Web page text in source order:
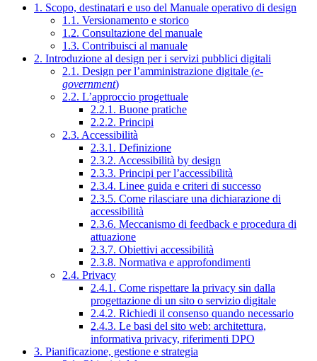
1. Scopo, destinatari e uso del Manuale operativo di design
1.1. Versionamento e storico
1.2. Consultazione del manuale
1.3. Contribuisci al manuale
2. Introduzione al design per i servizi pubblici digitali
2.1. Design per l’amministrazione digitale (e-
government)
2.2. L’approccio progettuale
2.2.1. Buone pratiche
2.2.2. Principi
2.3. Accessibilità
2.3.1. Definizione
2.3.2. Accessibilità by design
2.3.3. Principi per l’accessibilità
2.3.4. Linee guida e criteri di successo
2.3.5. Come rilasciare una dichiarazione di
accessibilità
2.3.6. Meccanismo di feedback e procedura di
attuazione
2.3.7. Obiettivi accessibilità
2.3.8. Normativa e approfondimenti
2.4. Privacy
2.4.1. Come rispettare la privacy sin dalla
progettazione di un sito o servizio digitale
2.4.2. Richiedi il consenso quando necessario
2.4.3. Le basi del sito web: architettura,
informativa privacy, riferimenti DPO
3. Pianificazione, gestione e strategia